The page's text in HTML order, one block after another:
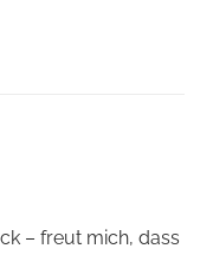
– freut mich, dass